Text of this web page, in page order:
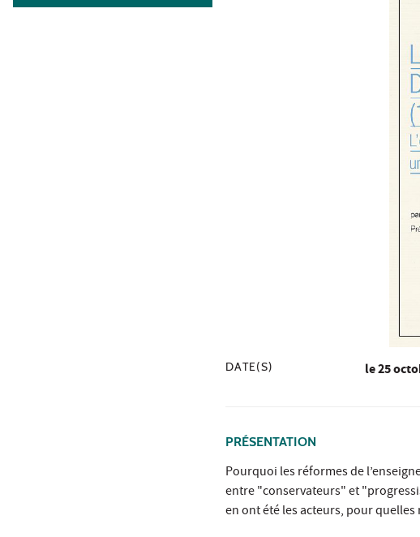
DATE(S) le25
PRÉSENTATION
Pourquoi les réformes de
entre "conservateurs" et
en ont été les acteurs, pour